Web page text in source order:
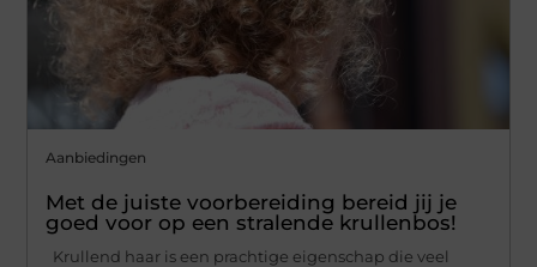
Aanbiedingen
Met de juiste voorbereiding bereid jij je
goed voor op een stralende krullenbos!
Krullend haar is een prachtige eigenschap die veel